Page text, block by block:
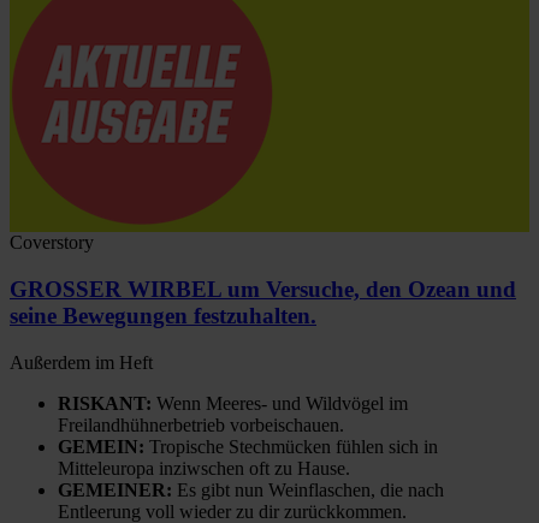
Coverstory
GROSSER WIRBEL um Versuche, den Ozean und
seine Bewegungen festzuhalten.
Außerdem im Heft
RISKANT: Wenn Meeres- und Wildvögel im
Freilandhühnerbetrieb vorbeischauen.
GEMEIN: Tropische Stechmücken fühlen sich in
Mitteleuropa inziwschen oft zu Hause.
GEMEINER: Es gibt nun Weinflaschen, die nach
Entleerung voll wieder zu dir zurückkommen.